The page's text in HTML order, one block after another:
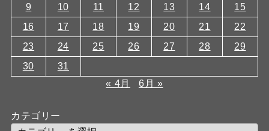
9
10 11 12 13 14
15
16
17 18 19 20 21
22
23
24 25 26 27 28
29
30
31
« 4月
6月 »
カテゴリー